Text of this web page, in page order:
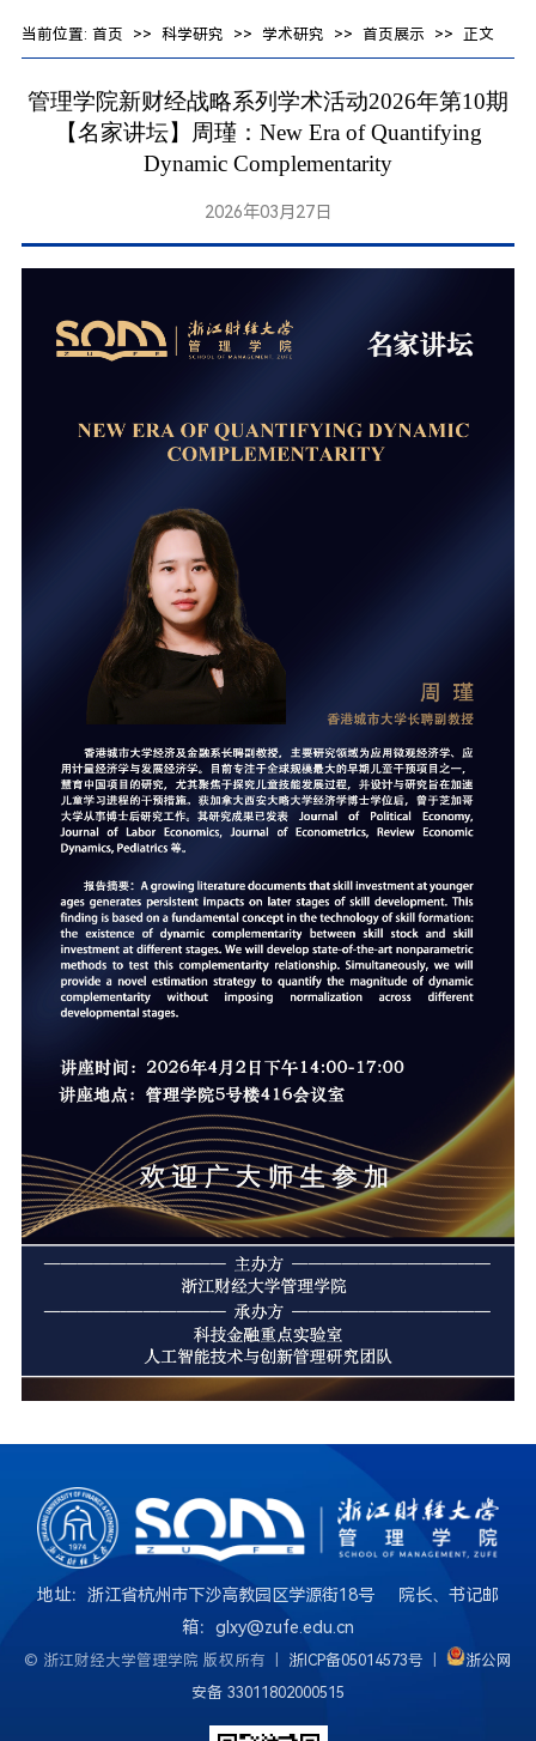
当前位置: 首页 >> 科学研究 >> 学术研究 >> 首页展示 >> 正文
管理学院新财经战略系列学术活动2026年第10期
【名家讲坛】周瑾：New Era of Quantifying
Dynamic Complementarity
2026年03月27日
地址：浙江省杭州市下沙高教园区学源街18号 院长、书记邮
箱：glxy@zufe.edu.cn
© 浙江财经大学管理学院 版权所有 | 浙ICP备05014573号
浙公网
安备 33011802000515